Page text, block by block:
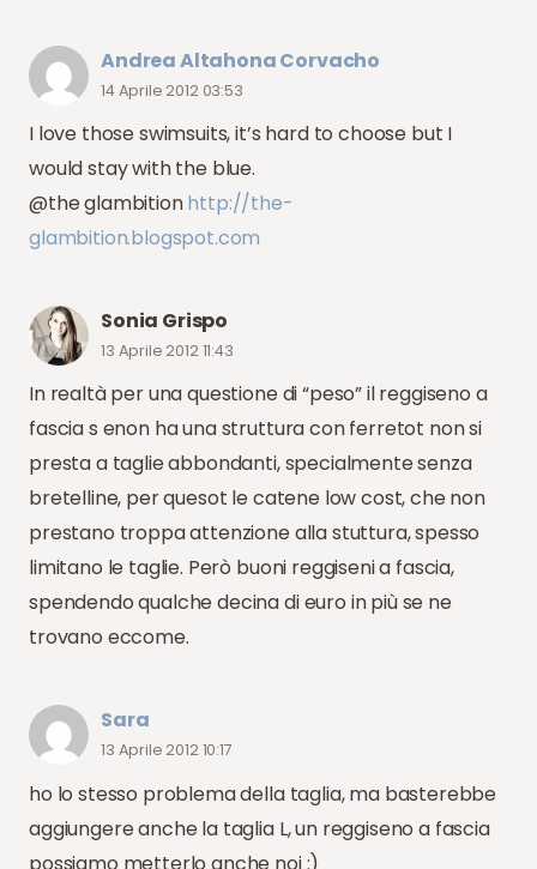
Andrea Altahona Corvacho
14 Aprile 2012 03:53
I love those swimsuits, it’s hard to choose but I
would stay with the blue.
@the glambitionhttp://the-
glambition.blogspot.com
Sonia Grispo
13 Aprile 2012 11:43
In realtà per una questione di “peso” il reggiseno a
fascia s enon ha una struttura con ferretot non si
presta a taglie abbondanti, specialmente senza
bretelline, per quesot le catene low cost, che non
prestano troppa attenzione alla stuttura, spesso
limitano le taglie. Però buoni reggiseni a fascia,
spendendo qualche decina di euro in più se ne
trovano eccome.
Sara
13 Aprile 2012 10:17
ho lo stesso problema della taglia, ma basterebbe
aggiungere anche la taglia L, un reggiseno a fascia
possiamo metterlo anche noi :)